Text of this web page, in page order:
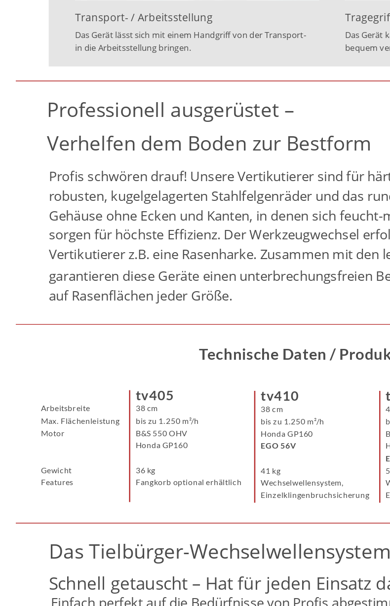
Profis schwören drauf! Unsere Vertikutierer sind für
robusten, kugelgelagerten Stahlfelgenräder und das
Gehäuse ohne Ecken und Kanten, in denen sich
sorgen für höchste Effizienz. Der Werkzeugwechsel
Vertikutierer z.B. eine Rasenharke. Zusammen mit
garantieren diese Geräte einen unterbrechungsfreien
auf Rasenflächen jeder Größe.
Professionell ausgerüstet –
Verhelfen dem Boden zur Bestform
Einfach perfekt auf die Bedürfnisse von Profis
Das Tielbürger-Wechselwellensystem
Schnell getauscht – Hat für jeden Einsatz
38 cm
bis zu 1.250 m²/h
Honda GP160
EGO 56V
41 kg
Wechselwellensystem,
Einzelklingenbruchsicherung
38 cm
bis zu 1.250 m²/h
B&S 550 OHV
Honda GP160
36 kg
Fangkorb optional erhältlich
Arbeitsbreite
Max. Flächenleistung
Motor
Gewicht
Features
tv410
tv405
Technische Daten /
Das Gerät
bequem
Transport- / Arbeitsstellung
Das Gerät lässt sich mit einem Handgriff von der Transport-
in die Arbeitsstellung bringen.